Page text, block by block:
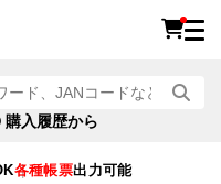
購入履歴から
各種帳票出力可能